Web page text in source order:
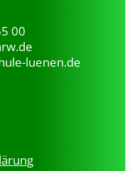
00
luenen.de